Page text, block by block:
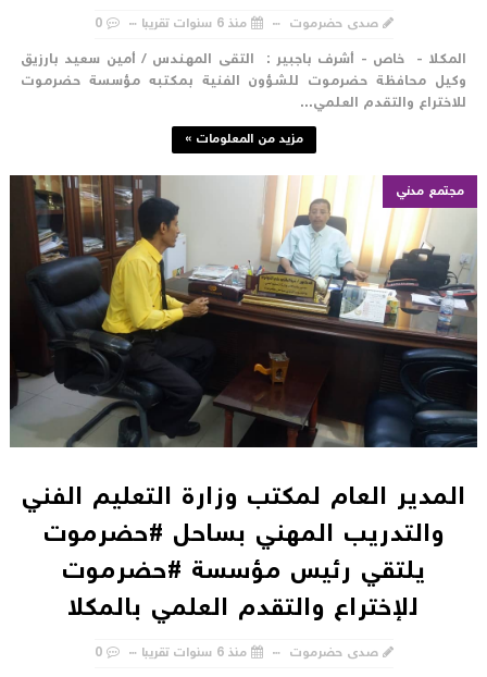
صدى حضرموت منذ 6 سنوات تقريبا 0
- خاص - أشرف باجبير : التقى المهندس / أمين سعيد بارزيق
محافظة حضرموت للشؤون الفنية بمكتبه مؤسسة حضرموت
والتقدم العلمي...
مزيد من المعلومات »
مجتمع مدني
المدير العام لمكتب وزارة التعليم الفني
والتدريب المهني بساحل #حضرموت
يلتقي رئيس مؤسسة #حضرموت
للإختراع والتقدم العلمي بالمكلا
صدى حضرموت منذ 6 سنوات تقريبا 0